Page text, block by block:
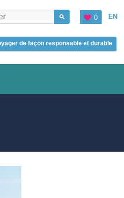
EN
0
de façon responsable et durable